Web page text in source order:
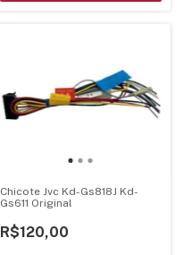
Chicote Jvc Kd-Gs818J Kd-
Gs611 Original
R$120,00